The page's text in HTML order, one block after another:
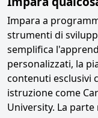
Impara a
strumenti di
semplifica
personalizzati, la
contenuti esclusivi
istruzione come
University. La